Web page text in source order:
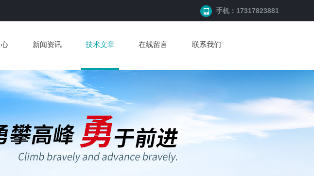
手机：17317823881
新闻资讯 技术文章 在线留言 联系我们